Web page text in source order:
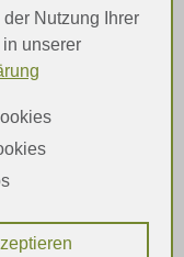
Nutzung Ihrer
unserer